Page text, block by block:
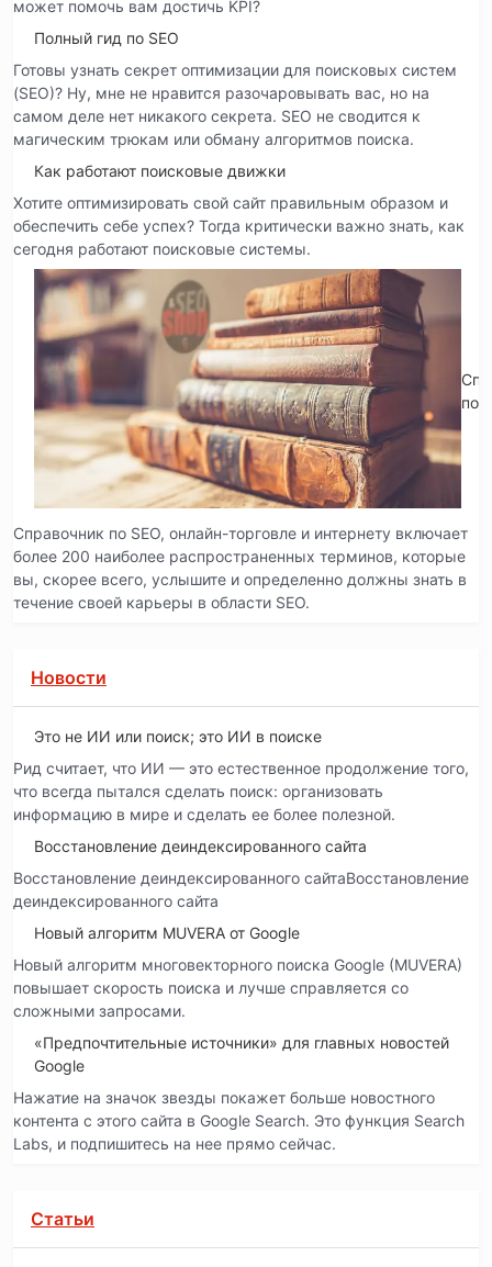
может помочь вам достичь KPI?
Полный гид по SEO
Готовы узнать секрет оптимизации для поисковых систем
(SEO)? Ну, мне не нравится разочаровывать вас, но на
самом деле нет никакого секрета. SEO не сводится к
магическим трюкам или обману алгоритмов поиска.
Как работают поисковые движки
Хотите оптимизировать свой сайт правильным образом и
обеспечить себе успех? Тогда критически важно знать, как
сегодня работают поисковые системы.
по
Справочник по SEO, онлайн-торговле и интернету включает
более 200 наиболее распространенных терминов, которые
вы, скорее всего, услышите и определенно должны знать в
течение своей карьеры в области SEO.
Новости
Это не ИИ или поиск; это ИИ в поиске
Рид считает, что ИИ — это естественное продолжение того,
что всегда пытался сделать поиск: организовать
информацию в мире и сделать ее более полезной.
Восстановление деиндексированного сайта
Восстановление деиндексированного сайтаВосстановление
деиндексированного сайта
Новый алгоритм MUVERA от Google
Новый алгоритм многовекторного поиска Google (MUVERA)
повышает скорость поиска и лучше справляется со
сложными запросами.
«Предпочтительные источники» для главных новостей
Google
Нажатие на значок звезды покажет больше новостного
контента с этого сайта в Google Search. Это функция Search
Labs, и подпишитесь на нее прямо сейчас.
Статьи